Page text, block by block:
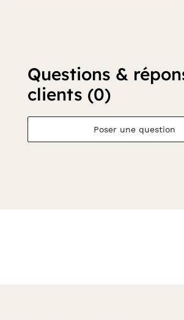
Questions &
clients (0)
Poser une question